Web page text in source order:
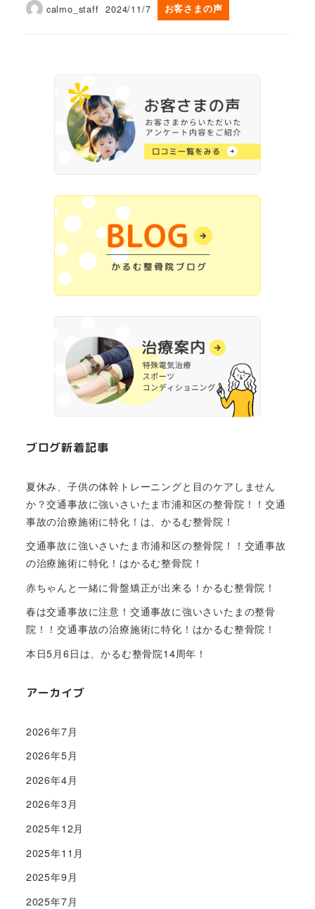
calmo_staff 2024/11/7 お客さまの声
ブログ新着記事
夏休み、子供の体幹トレーニングと目のケアしません
か？交通事故に強いさいたま市浦和区の整骨院！！交通
事故の治療施術に特化！は、かるむ整骨院！
交通事故に強いさいたま市浦和区の整骨院！！交通事故
の治療施術に特化！はかるむ整骨院！
赤ちゃんと一緒に骨盤矯正が出来る！かるむ整骨院！
春は交通事故に注意！交通事故に強いさいたまの整骨
院！！交通事故の治療施術に特化！はかるむ整骨院！
本日5月6日は、かるむ整骨院14周年！
アーカイブ
2026年7月
2026年5月
2026年4月
2026年3月
2025年12月
2025年11月
2025年9月
2025年7月